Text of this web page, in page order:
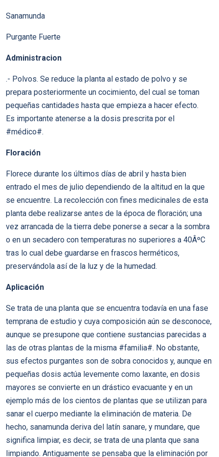
Sanamunda
Purgante Fuerte
Administracion
.- Polvos. Se reduce la planta al estado de polvo y se
prepara posteriormente un cocimiento, del cual se toman
pequeñas cantidades hasta que empieza a hacer efecto.
Es importante atenerse a la dosis prescrita por el
#médico#.
Floración
Florece durante los últimos días de abril y hasta bien
entrado el mes de julio dependiendo de la altitud en la que
se encuentre. La recolección con fines medicinales de esta
planta debe realizarse antes de la época de floración; una
vez arrancada de la tierra debe ponerse a secar a la sombra
o en un secadero con temperaturas no superiores a 40ÂºC
tras lo cual debe guardarse en frascos herméticos,
preservándola así de la luz y de la humedad.
Aplicación
Se trata de una planta que se encuentra todavía en una fase
temprana de estudio y cuya composición aún se desconoce,
aunque se presupone que contiene sustancias parecidas a
las de otras plantas de la misma #familia#. No obstante,
sus efectos purgantes son de sobra conocidos y, aunque en
pequeñas dosis actúa levemente como laxante, en dosis
mayores se convierte en un drástico evacuante y en un
ejemplo más de los cientos de plantas que se utilizan para
sanar el cuerpo mediante la eliminación de materia. De
hecho, sanamunda deriva del latín sanare, y mundare, que
significa limpiar, es decir, se trata de una planta que sana
limpiando. Antiguamente se pensaba que la eliminación por